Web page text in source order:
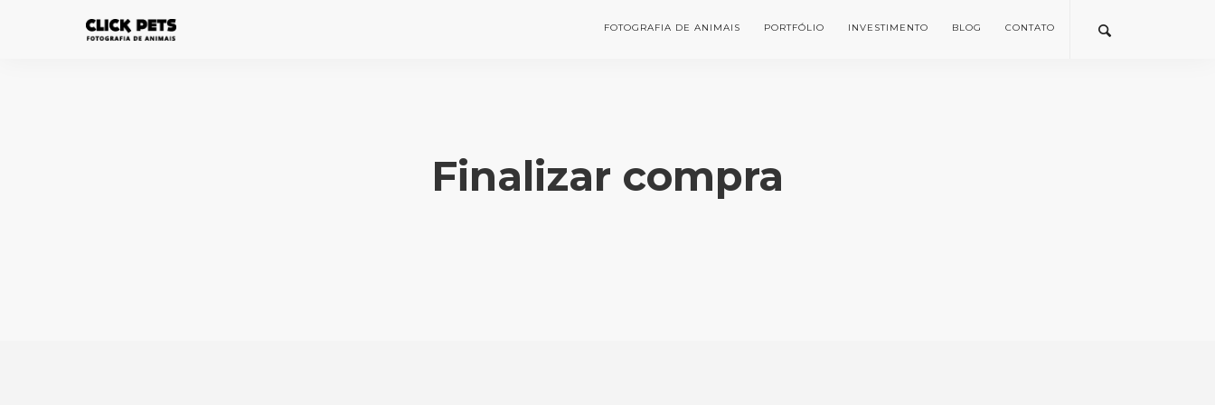
FOTOGRAFIA DE ANIMAIS PORTFÓLIO INVESTIMENTO BLOG CONTATO
Finalizar compra